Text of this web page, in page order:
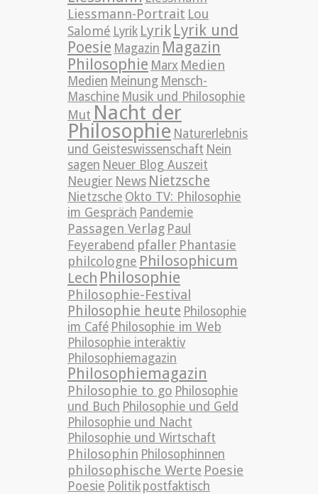
Liessmann-Portrait Lou
Salomé Lyrik Lyrik Lyrik und
Poesie Magazin Magazin
Philosophie Marx Medien
Medien Meinung Mensch-
Maschine Musik und Philosophie
Mut Nacht der
Philosophie Naturerlebnis
und Geisteswissenschaft Nein
sagen Neuer Blog Auszeit
Neugier News Nietzsche
Nietzsche Okto TV: Philosophie
im Gespräch Pandemie
Passagen Verlag Paul
Feyerabend pfaller Phantasie
philcologne Philosophicum
Lech Philosophie
Philosophie-Festival
Philosophie heute Philosophie
im Café Philosophie im Web
Philosophie interaktiv
Philosophiemagazin
Philosophiemagazin
Philosophie to go Philosophie
und Buch Philosophie und Geld
Philosophie und Nacht
Philosophie und Wirtschaft
Philosophin Philosophinnen
philosophische Werte Poesie
Poesie Politik postfaktisch